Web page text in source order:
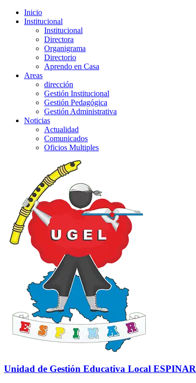
Inicio
Institucional
Institucional
Directora
Organigrama
Directorio
Aprendo en Casa
Areas
dirección
Gestión Institucional
Gestión Pedagógica
Gestión Administrativa
Noticias
Actualidad
Comunicados
Oficios Multiples
Unidad de Gestión Educativa Local ESPINAR